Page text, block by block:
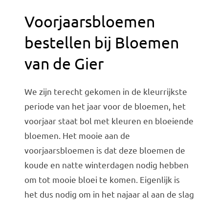
Voorjaarsbloemen
bestellen bij Bloemen
van de Gier
We zijn terecht gekomen in de kleurrijkste
periode van het jaar voor de bloemen, het
voorjaar staat bol met kleuren en bloeiende
bloemen. Het mooie aan de
voorjaarsbloemen is dat deze bloemen de
koude en natte winterdagen nodig hebben
om tot mooie bloei te komen. Eigenlijk is
het dus nodig om in het najaar al aan de slag